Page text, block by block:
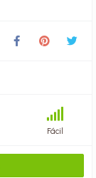
Fácil